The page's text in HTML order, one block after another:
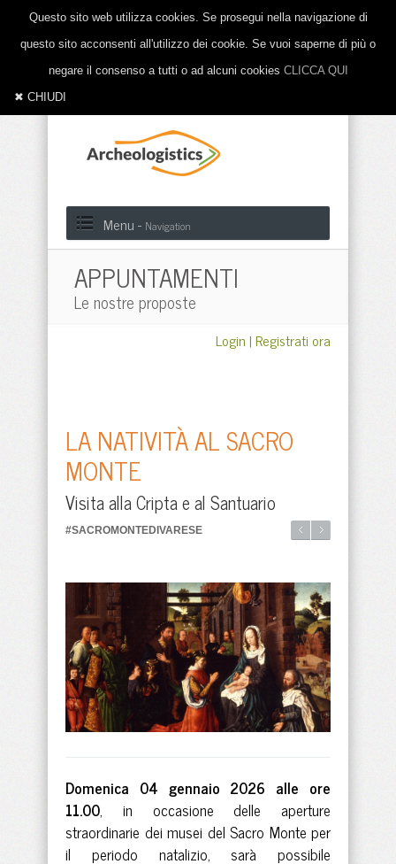
Menu - Navigation
APPUNTAMENTI
Le nostre proposte
Login|Registrati ora
LA NATIVITÀ AL SACRO
MONTE
Visita alla Cripta e al Santuario
#SACROMONTEDIVARESE
Domenica 04 gennaio 2026 alle ore
11.00, in occasione delle aperture
straordinarie dei musei del Sacro Monte per
il periodo natalizio, sarà possibile
Questo sito web utilizza cookies. Se prosegui nella navigazione di
questo sito acconsenti all'utilizzo dei cookie. Se vuoi saperne di più o
negare il consenso a tutti o ad alcuni cookies CLICCA QUI
✖ CHIUDI